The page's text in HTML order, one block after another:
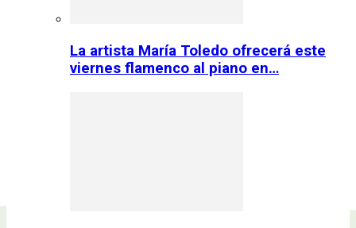
La artista María Toledo ofrecerá este
viernes flamenco al piano en…